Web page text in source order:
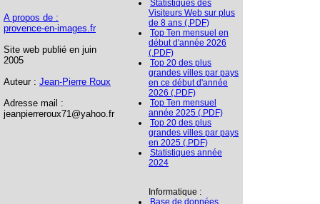
A propos de :
provence-en-images.fr
Site web publié en juin
2005
Auteur : Jean-Pierre Roux
Adresse mail :
jeanpierreroux71@yahoo.fr
Statistiques des
Visiteurs Web sur plus
de 8 ans (.PDF)
Top Ten mensuel en
début d'année 2026
(.PDF)
Top 20 des plus
grandes villes par pays
en ce début d'année
2026 (.PDF)
Top Ten mensuel
année 2025 (.PDF)
Top 20 des plus
grandes villes par pays
en 2025 (.PDF)
Statistiques année
2024
Informatique :
Base de données